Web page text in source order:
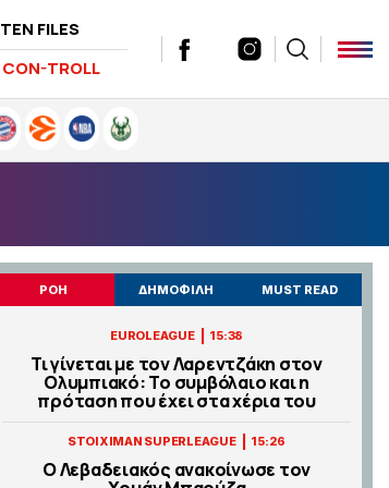
TEN FILES
CON-TROLL
ΡΟΗ ΔΗΜΟΦΙΛΗ MUST READ
EUROLEAGUE 15:38
Τι γίνεται με τον Λαρεντζάκη στον
Ολυμπιακό: Το συμβόλαιο και η
πρόταση που έχει στα χέρια του
STOIXIMAN SUPERLEAGUE 15:26
Ο Λεβαδειακός ανακοίνωσε τον